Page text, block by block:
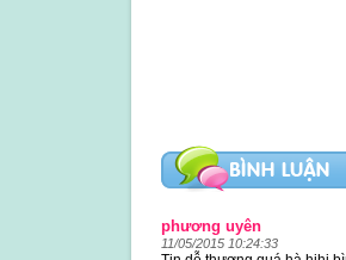
phương uyên
11/05/2015 10:24:33